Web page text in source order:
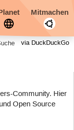
Mitmachen
via DuckDuckGo
Community. Hier
Open Source